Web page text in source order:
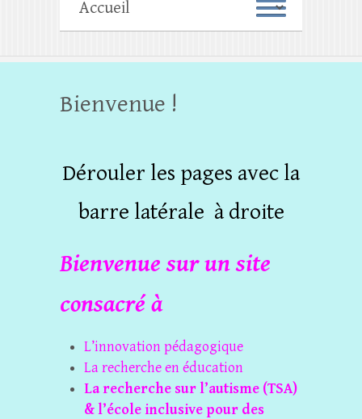
Bienvenue !
Dérouler les pages avec la
barre latérale à droite
Bienvenue sur un site
consacré à
L’innovation pédagogique
La recherche en éducation
La recherche sur l’autisme (TSA)
& l’école inclusive pour des